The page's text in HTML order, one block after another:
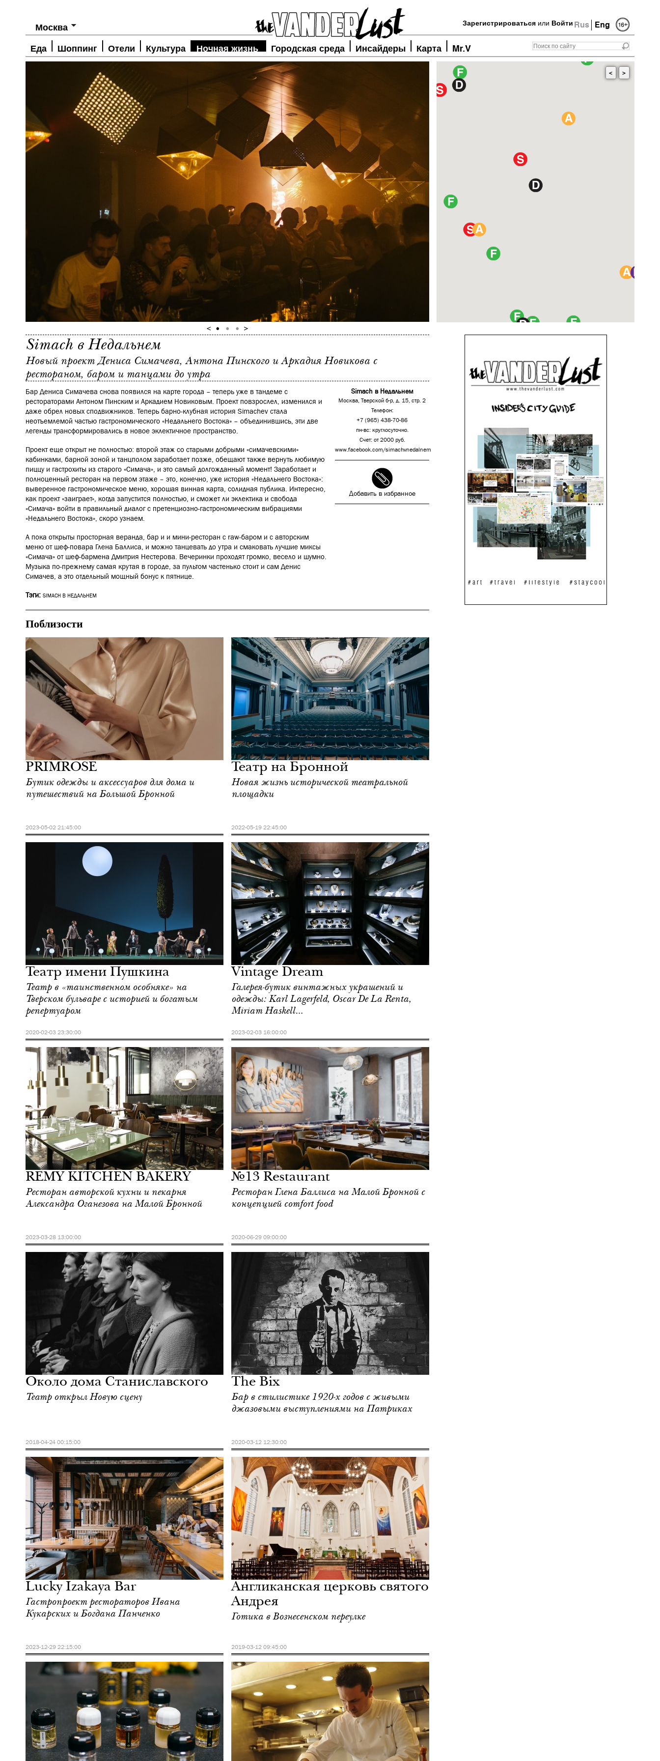
Rus Eng
Зарегистрироваться или Войти
Москва
Еда Шоппинг Отели Культура Ночная жизнь Городская среда Инсайдеры Карта Mr.V
< >
Simach в Недальнем
Новый проект Дениса Симачева, Антона Пинского и Аркадия Новикова с
рестораном, баром и танцами до утра
Simach в Недальнем
Москва, Тверской б-р, д. 15, стр. 2
Телефон:
+7 (965) 438-70-86
пн-вс: круглосуточно.
Счет: от 2000 руб.
www.facebook.com/simachvnedalnem
Добавить в избранное
Бар Дениса Симачева снова появился на карте города – теперь уже в тандеме с
рестораторами Антоном Пинским и Аркадием Новиковым. Проект повзрослел, изменился и
даже обрел новых сподвижников. Теперь барно-клубная история Simachev стала
неотъемлемой частью гастрономического «Недальнего Востока» – объединившись, эти две
легенды трансформировались в новое эклектичное пространство.
Проект еще открыт не полностью: второй этаж со старыми добрыми «симачевскими»
кабинками, барной зоной и танцполом заработает позже, обещают также вернуть любимую
пиццу и гастрохиты из старого «Симача», и это самый долгожданный момент! Заработает и
полноценный ресторан на первом этаже – это, конечно, уже история «Недальнего Востока»:
выверенное гастрономическое меню, хорошая винная карта, солидная публика. Интересно,
как проект «заиграет», когда запустится полностью, и сможет ли эклектика и свобода
«Симача» войти в правильный диалог с претенциозно-гастрономическим вибрациями
«Недальнего Востока», скоро узнаем.
А пока открыты просторная веранда, бар и и мини-ресторан с raw-баром и с авторским
меню от шеф-повара Глена Баллиса, и можно танцевать до утра и смаковать лучшие миксы
«Симача» от шеф-бармена Дмитрия Нестерова. Вечеринки проходят громко, весело и шумно.
Музыка по-прежнему самая крутая в городе, за пультом частенько стоит и сам Денис
Симачев, а это отдельный мощный бонус к пятнице.
Тэги: SIMACH В НЕДАЛЬНЕМ
Поблизости
PRIMROSE
Бутик одежды и аксессуаров для дома и
путешествий на Большой Бронной
2023-05-02 21:45:00
Культура
Москва
Театр на Бронной
Новая жизнь исторической театральной
площадки
2022-05-19 22:45:00
Театр имени Пушкина
Театр в «таинственном особняке» на
Тверском бульваре с историей и богатым
репертуаром
2020-02-03 23:30:00
Шоппинг
Москва
Vintage Dream
Галерея-бутик винтажных украшений и
одежды: Karl Lagerfeld, Oscar De La Renta,
Miriam Haskell…
2023-02-03 16:00:00
REMY KITCHEN BAKERY
Ресторан авторской кухни и пекарня
Александра Оганезова на Малой Бронной
2023-03-28 13:00:00
Еда
Москва
№13 Restaurant
Ресторан Глена Баллиса на Малой Бронной с
концепцией comfort food
2020-06-29 09:00:00
Около дома Станиславского
Театр открыл Новую сцену
2018-04-24 00:15:00
Ночная жизнь
Москва
The Bix
Бар в стилистике 1920-х годов с живыми
джазовыми выступлениями на Патриках
2020-03-12 12:30:00
Lucky Izakaya Bar
Гастропроект рестораторов Ивана
Кукарских и Богдана Панченко
2023-12-29 22:15:00
Городская среда
Москва
Англиканская церковь святого
Андрея
Готика в Вознесенском переулке
2019-03-12 09:45:00